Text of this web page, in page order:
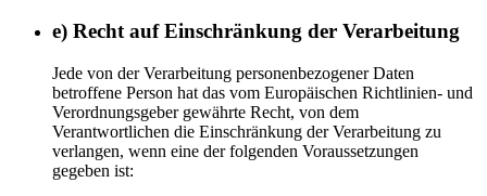
e) Recht auf Einschränkung der Verarbeitung
Jede von der Verarbeitung personenbezogener Daten
betroffene Person hat das vom Europäischen Richtlinien- und
Verordnungsgeber gewährte Recht, von dem
Verantwortlichen die Einschränkung der Verarbeitung zu
verlangen, wenn eine der folgenden Voraussetzungen
gegeben ist: